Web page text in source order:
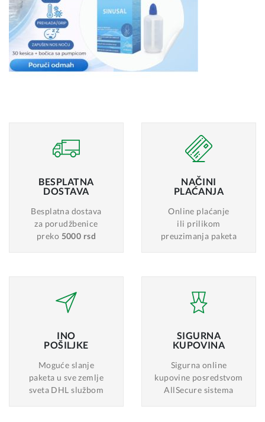
BESPLATNA
DOSTAVA
Besplatna dostava
za porudžbenice
preko 5000 rsd
NAČINI
PLAĆANJA
Online plaćanje
ili prilikom
preuzimanja paketa
INO
POŠILJKE
Moguće slanje
paketa u sve zemlje
sveta DHL službom
SIGURNA
KUPOVINA
Sigurna online
kupovine posredstvom
AllSecure sistema